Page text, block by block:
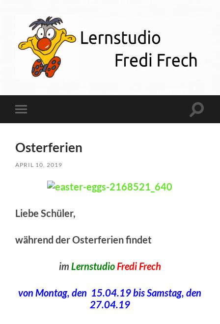
Frech
Mobile-
Menü
Osterferien
APRIL 10, 2019
Liebe Schüler,
während der Osterferien findet
im Lernstudio Fredi Frech
von Montag, den 15.04.19 bis Samstag, den
27.04.19